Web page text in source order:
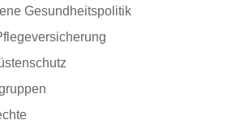
Gesundheitspolitik